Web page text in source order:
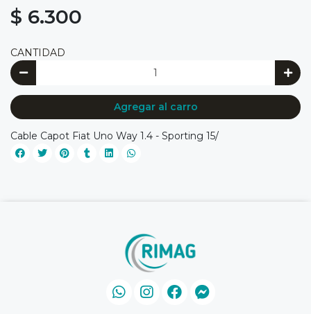
$ 6.300
CANTIDAD
Agregar al carro
Cable Capot Fiat Uno Way 1.4 - Sporting 15/